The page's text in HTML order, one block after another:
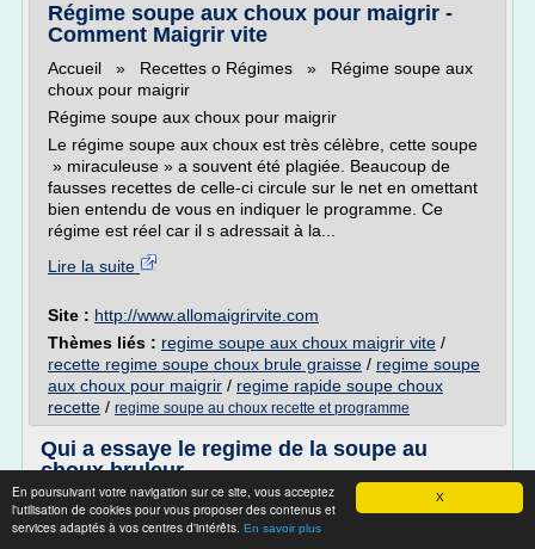
X
En poursuivant votre navigation sur ce site, vous acceptez
l'utilisation de cookies pour vous proposer des contenus et
services adaptés à vos centres d'intérêts. En savoir plus
Régime soupe aux choux pour maigrir -
Comment Maigrir vite
Accueil » Recettes o Régimes » Régime soupe aux
choux pour maigrir
Régime soupe aux choux pour maigrir
Le régime soupe aux choux est très célèbre, cette soupe
» miraculeuse » a souvent été plagiée. Beaucoup de
fausses recettes de celle-ci circule sur le net en omettant
bien entendu de vous en indiquer le programme. Ce
régime est réel car il s adressait à la...
Lire la suite
Site : http://www.allomaigrirvite.com
Thèmes liés : regime soupe aux choux maigrir vite /
recette regime soupe choux brule graisse / regime soupe
aux choux pour maigrir / regime rapide soupe choux
recette / regime soupe au choux recette et programme
Qui a essaye le regime de la soupe au
choux bruleur...
Qui a essaye le regime de la soupe au choux bruleur de
graisse